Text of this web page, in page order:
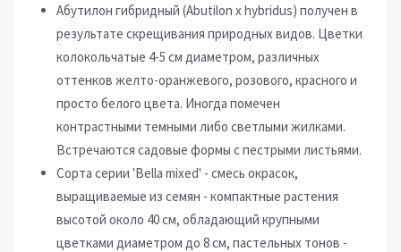
Абутилон гибридный (Abutilon x hybridus) получен в
результате скрещивания природных видов. Цветки
колокольчатые 4-5 см диаметром, различных
оттенков желто-оранжевого, розового, красного и
просто белого цвета. Иногда помечен
контрастными темными либо светлыми жилками.
Встречаются садовые формы с пестрыми листьями.
Сорта серии 'Bella mixed' - смесь окрасок,
выращиваемые из семян - компактные растения
высотой около 40 см, обладающий крупными
цветками диаметром до 8 см, пастельных тонов -